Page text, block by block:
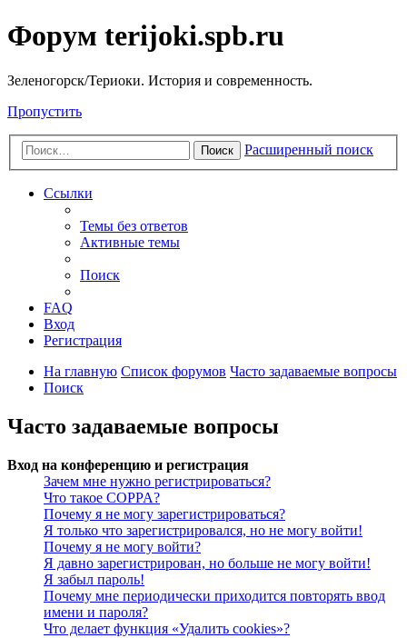
Форум terijoki.spb.ru
Зеленогорск/Териоки. История и современность.
Пропустить
Поиск Расширенный поиск
Ссылки
Темы без ответов
Активные темы
Поиск
FAQ
Вход
Регистрация
На главную Список форумов Часто задаваемые вопросы
Поиск
Часто задаваемые вопросы
Вход на конференцию и регистрация
Зачем мне нужно регистрироваться?
Что такое COPPA?
Почему я не могу зарегистрироваться?
Я только что зарегистрировался, но не могу войти!
Почему я не могу войти?
Я давно зарегистрирован, но больше не могу войти!
Я забыл пароль!
Почему мне периодически приходится повторять ввод
имени и пароля?
Что делает функция «Удалить cookies»?